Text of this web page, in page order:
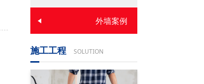
外墙案例
施工工程 SOLUTION